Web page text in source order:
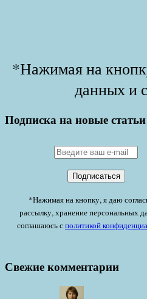
*Нажимая на
данных и
Подписка на новые статьи
*Нажимая на кнопку, я даю
рассылку, хранение персональных
соглашаюсь сполитикой
Свежие комментарии